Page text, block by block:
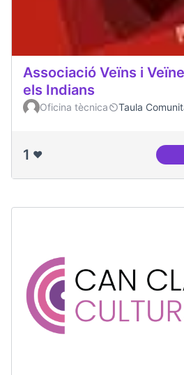
Associació Veïns i
els Indians
Oficina tècnica Taula
1 ❤️